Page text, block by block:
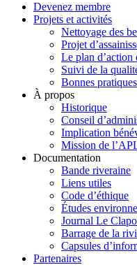
Devenez membre
Projets et activités
Nettoyage des
Projet
Le plan
Suivi de la
Bonnes
À propos
Historique
Conseil
Implication
Mission de
Documentation
Bande riveraine
Liens utiles
Code d’éthique
Études
Journal Le
Barrage de la
Capsules
Partenaires